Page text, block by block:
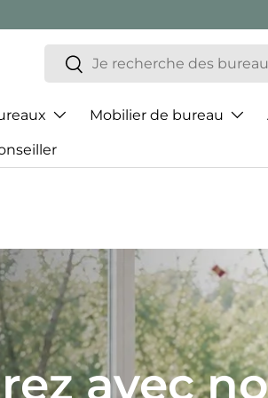
Recherche
Rechercher
Mobilier de bureau